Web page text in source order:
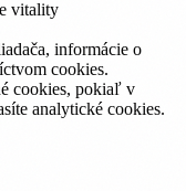
vitality
informácie o
cookies.
cookies, pokiaľ v
analytické cookies.